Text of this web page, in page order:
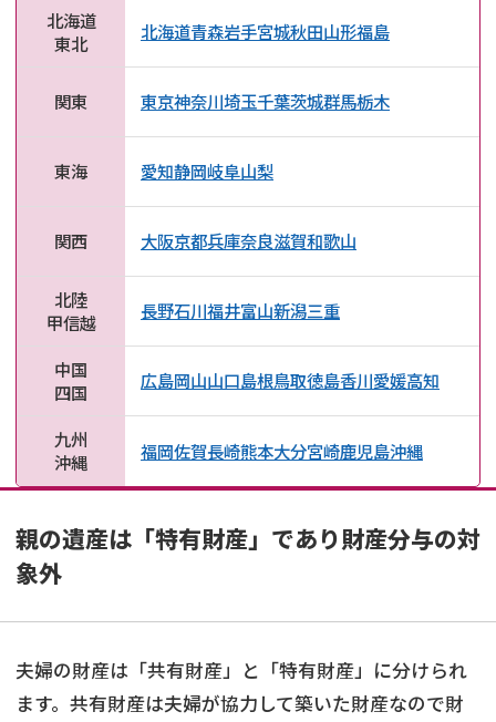
北海道
東北
北海道青森岩手宮城秋田山形福島
関東 東京神奈川埼玉千葉茨城群馬栃木
東海 愛知静岡岐阜山梨
関西 大阪京都兵庫奈良滋賀和歌山
北陸
甲信越
長野石川福井富山新潟三重
中国
四国
広島岡山山口島根鳥取徳島香川愛媛高知
九州
沖縄
福岡佐賀長崎熊本大分宮崎鹿児島沖縄
親の遺産は「特有財産」であり財産分与の対
象外
夫婦の財産は「共有財産」と「特有財産」に分けられ
ます。共有財産は夫婦が協力して築いた財産なので財